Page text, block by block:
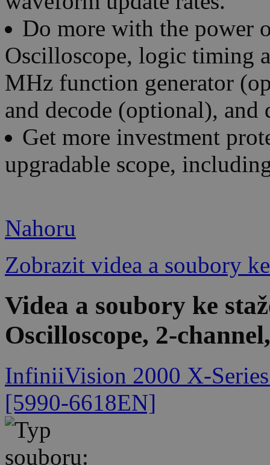
Do more with the power
Oscilloscope, logic timing
MHz function generator
and decode (optional),
Get more investment
upgradable scope,
Nahoru
Zobrazit videa a soubory
Videa a soubory ke
Oscilloscope, 2-
InfiniiVision 2000 X-
[5990-6618EN]